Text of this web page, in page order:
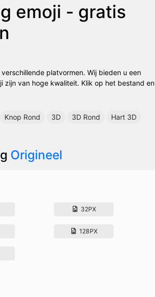
emoji - gratis
platvormen. Wij bieden u een
zijn van hoge kwaliteit. Klik op het bestand en
Knop Rond 3D 3D Rond Hart 3D
Origineel
32PX
128PX